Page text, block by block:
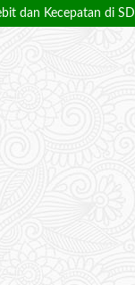
dan Kecepatan di SD